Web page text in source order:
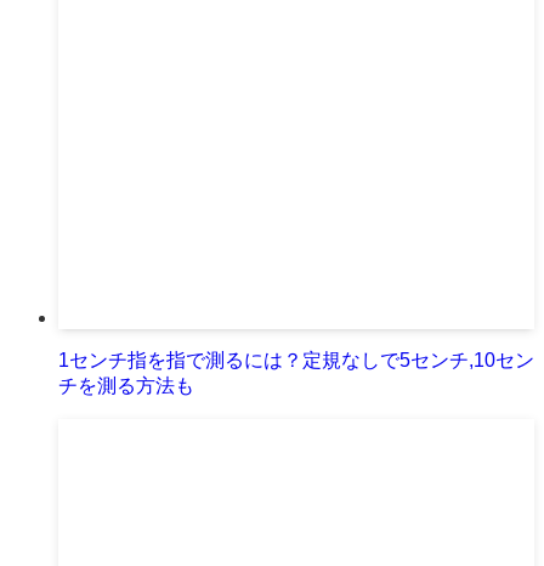
1センチ指を指で測るには？定規なしで5センチ,10セン
チを測る方法も